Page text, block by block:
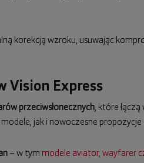
korekcją wzroku, usuwając
Vision Express
przeciwsłonecznych, które
jak i nowoczesne propozycje
– w tym modele aviator, wayfarer